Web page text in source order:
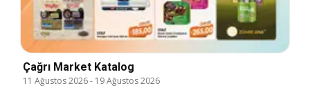
Çağrı Market Katalog
11 Ağustos 2026- 19 Ağustos 2026